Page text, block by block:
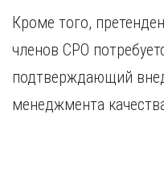
Кроме того,
членов СРО
подтверждающий
менеджмента